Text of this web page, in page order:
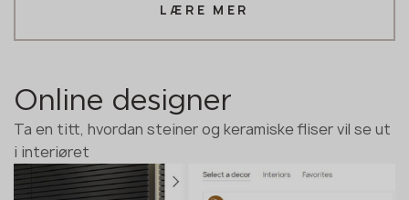
LÆRE MER
Online designer
Ta en titt, hvordan steiner og keramiske fliser vil se ut
i interiøret